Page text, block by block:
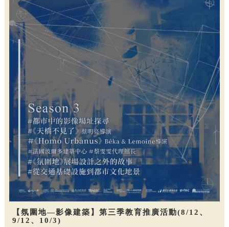
【氛圍地—影像建築】第三季教育推廣活動(8/12、
9/12、10/3)